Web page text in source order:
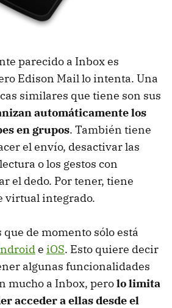
parecido a Inbox es
Edison Mail lo intenta. Una
similares que tiene son sus
automáticamente los
en grupos. También tiene
el envío, desactivar las
o los gestos con
el dedo. Por tener, tiene
virtual integrado.
de momento sólo está
e iOS. Esto quiere decir
algunas funcionalidades
mucho a Inbox, perolo limita
acceder a ellas desde el